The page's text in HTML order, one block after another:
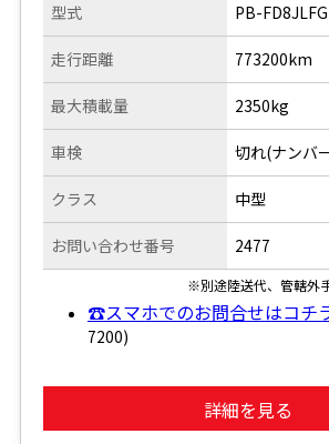
型式
走行距離
PB-FD8JLFG
773200km
最大積載量
車検
クラス
お問い合わせ番号
2350kg
切れ(ナンバ
中型
2477
※別途陸送代、管轄外
☎スマホでのお問合せはコチ
7200)
詳細を見る